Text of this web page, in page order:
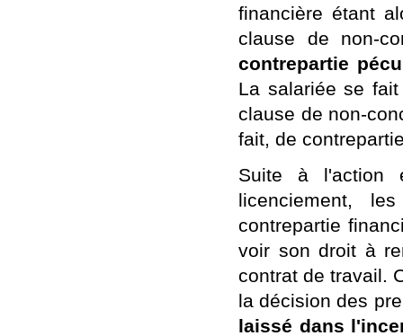
financière étant
clause de non-
contrepartie
La salariée se
clause de non-
fait, de
Suite à l'action
licenciement,
contrepartie
voir son droit à
contrat de travail.
la décision des
laissé dans